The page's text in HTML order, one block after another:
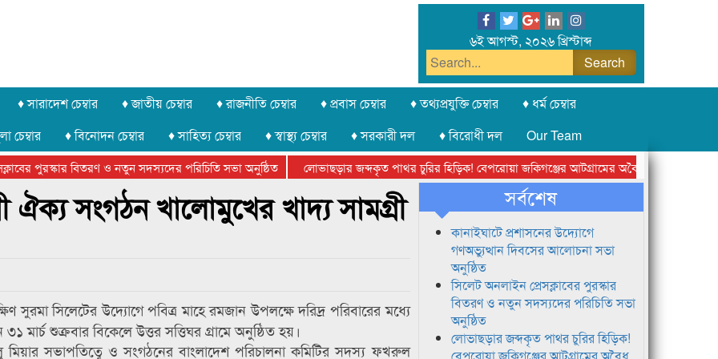
৬ই আগস্ট, ২০২৬ খ্রিস্টাব্দ
♦ সারাদেশ চেম্বার ♦ জাতীয় চেম্বার ♦ রাজনীতি চেম্বার ♦ প্রবাস চেম্বার ♦ তথ্যপ্রযুক্তি চেম্বার
♦ ধর্ম চেম্বার
চেম্বার ♦ বিনোদন চেম্বার ♦ সাহিত্য চেম্বার ♦ স্বাস্থ্য চেম্বার ♦ সরকারী দল ♦ বিরোধী দল
Our Team
পুরস্কার বিতরণ ও নতুন সদস্যদের পরিচিতি সভা অনুষ্ঠিত
লোভাছড়ার জব্দকৃত পাথর চুরির হিড়িক! বেপরোয়া জকিগঞ্জের আটগ্রামের অবৈধ ক্রাশার জোন চক্র
খুনি সায়েমের আদালতে আত্মসমর্পন, ৫ দিনের রিমান্ড চাইবে পুলিশ
ঐক্য সংগঠন খালোমুখের খাদ্য সামগ্রী
সুরমা সিলেটের উদ্যোগে পবিত্র মাহে রমজান উপলক্ষে দরিদ্র পরিবারের মধ্যে
মার্চ শুক্রবার বিকেলে উত্তর সত্তিঘর গ্রামে অনুষ্ঠিত হয়।
সভাপতিত্বে ও সংগঠনের বাংলাদেশ পরিচালনা কমিটির সদস্য ফখরুল
সর্বশেষ
কানাইঘাটে প্রশাসনের উদ্যোগে
গণঅভ্যুত্থান দিবসের আলোচনা সভা
অনুষ্ঠিত
সিলেট অনলাইন প্রেসক্লাবের পুরস্কার
বিতরণ ও নতুন সদস্যদের পরিচিতি সভা
অনুষ্ঠিত
লোভাছড়ার জব্দকৃত পাথর চুরির হিড়িক!